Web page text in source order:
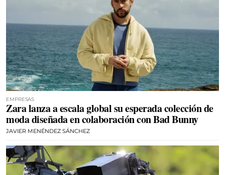
EMPRESAS
Zara lanza a escala global su esperada colección de
moda diseñada en colaboración con Bad Bunny
JAVIER MENÉNDEZ SÁNCHEZ